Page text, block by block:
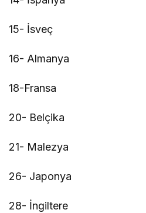
15- İsveç
16- Almanya
18-Fransa
20- Belçika
21- Malezya
26- Japonya
28- İngiltere